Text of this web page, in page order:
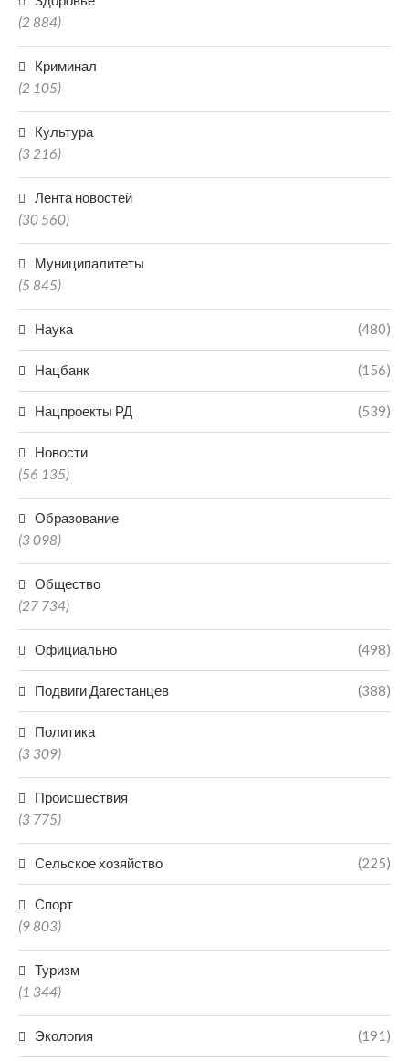
(2 884)
Криминал
(2 105)
Культура
(3 216)
Лента новостей
(30 560)
Муниципалитеты
(5 845)
Наука (480)
Нацбанк (156)
Нацпроекты РД (539)
Новости
(56 135)
Образование
(3 098)
Общество
(27 734)
Официально (498)
Подвиги Дагестанцев (388)
Политика
(3 309)
Происшествия
(3 775)
Сельское хозяйство (225)
Спорт
(9 803)
Туризм
(1 344)
Экология (191)